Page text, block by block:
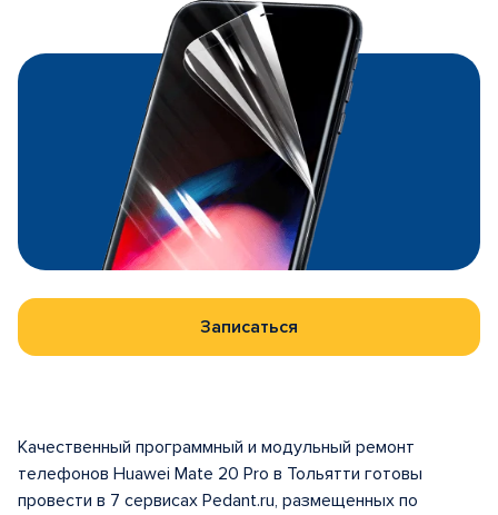
Записаться
Качественный программный и модульный ремонт
телефонов Huawei Mate 20 Pro в Тольятти готовы
провести в 7 сервисах Pedant.ru, размещенных по